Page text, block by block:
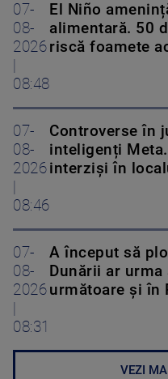
07-
08-
2026
08:48
El Niño
alimentară. 50
riscă foamete
07-
08-
2026
08:46
Controverse în
inteligenți
interziși în
07-
08-
2026
08:31
A început să
Dunării ar
următoare și în
VEZI